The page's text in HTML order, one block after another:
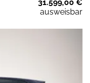
31.599,00 €
ausweisbar